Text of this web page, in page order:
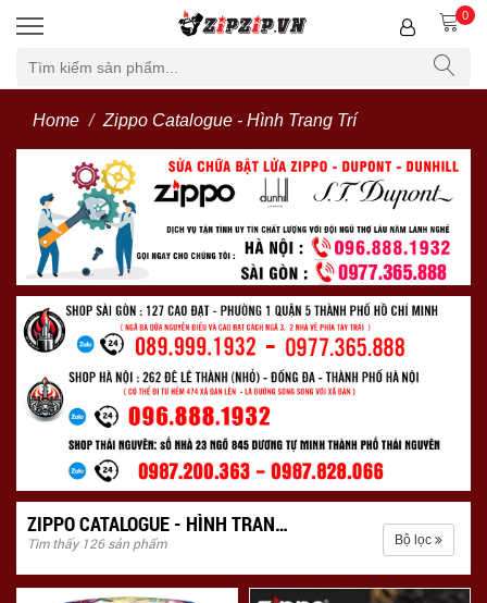
0
Home Zippo Catalogue - Hình Trang Trí
ZIPPO CATALOGUE - HÌNH TRANG TRÍ
Tìm thấy 126 sản phẩm Bộ lọc